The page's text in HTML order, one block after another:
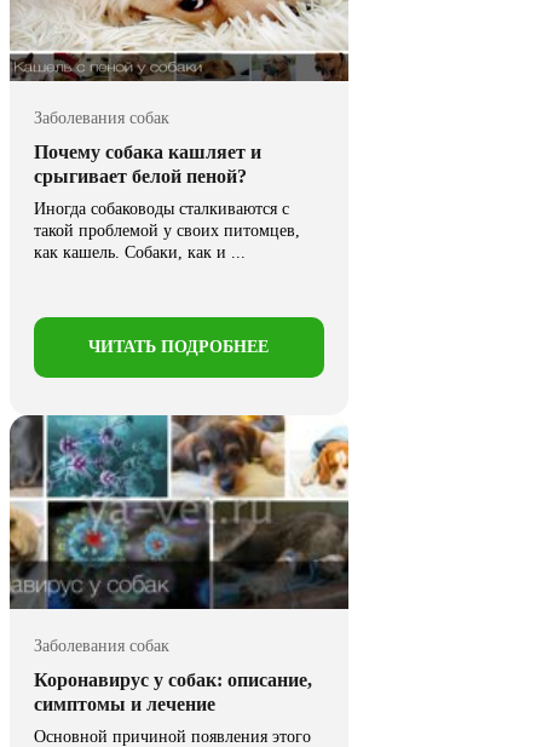
Заболевания собак
Почему собака кашляет и
срыгивает белой пеной?
Иногда собаководы сталкиваются с
такой проблемой у своих питомцев,
как кашель. Собаки, как и ...
ЧИТАТЬ ПОДРОБНЕЕ
Заболевания собак
Коронавирус у собак: описание,
симптомы и лечение
Основной причиной появления этого